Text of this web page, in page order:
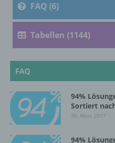
FAQ (6)
Tabellen (1144)
FAQ
94%
Sortiert
30. März 2017
94%
Organisation, das
die Anpassung
die Offenlegung
Verbreitung oder
Bereitstellung, den
Löschen oder die
d) Einschränkung der
Einschränkung der